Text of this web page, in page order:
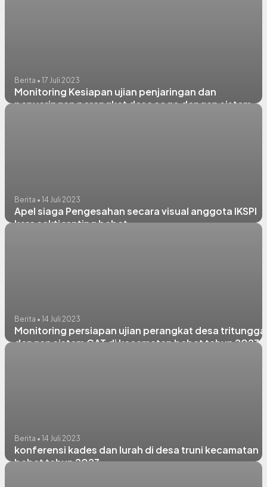
Berita • 17 Juli 2023
Monitoring Kesiapan ujian penjaringan dan
penyaringan perangkat desa sogo dengan sistem
Berita • 14 Juli 2023
Apel siaga Pengesahan secara visual anggota IKSPI
kera sakti ranting babat
Berita • 14 Juli 2023
Monitoring persiapan ujian perangkat desa
dengan sistem CAT di kecamatan babat tahun 2023
Berita • 14 Juli 2023
konferensi kades dan lurah di desa truni kecamatan
babat tahun 2023